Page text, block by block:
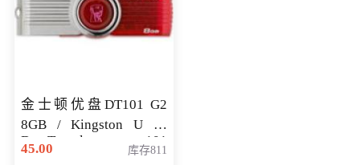
金士顿优盘DT101 G2
8GB / Kingston U 盘
DataTraveler 101
Generati
45.00 库存811